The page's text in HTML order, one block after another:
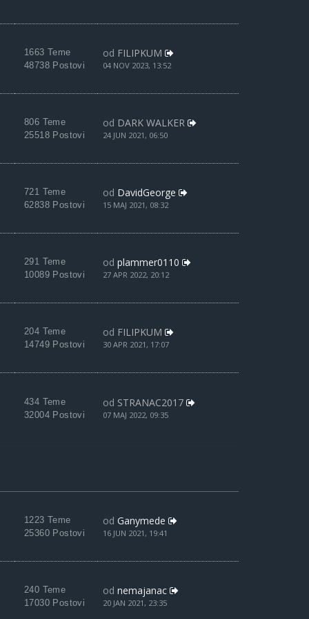
1663 Teme
48738 Postovi
od FILIPKUM
04 NOV 2023, 13:52
806 Teme
25518 Postovi
od DARK WALKER
24 JUN 2021, 06:50
721 Teme
62838 Postovi
od DavidGeorge
15 MAJ 2021, 08:32
291 Teme
10089 Postovi
od plammer0110
27 APR 2022, 20:12
204 Teme
14749 Postovi
od FILIPKUM
30 APR 2021, 17:07
434 Teme
32004 Postovi
od STRANAC2017
07 MAJ 2022, 09:35
1223 Teme
25360 Postovi
od Ganymede
16 JUN 2021, 19:41
240 Teme
17030 Postovi
od nemajanac
20 JAN 2021, 23:35